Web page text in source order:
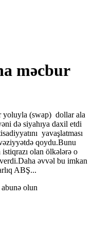
məcbur
yoluyla (swap) dollar ala
də siyahıya daxil etdi
yavaşlatması
qoydu.Bunu
olan ölkələrə o
əvvəl bu imkan
ABŞ...
olun